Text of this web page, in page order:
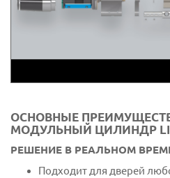
ОСНОВНЫЕ
МОДУЛЬНЫЙ ЦИЛИНДР
РЕШЕНИЕ В РЕАЛЬНОМ
Подходит для дверей